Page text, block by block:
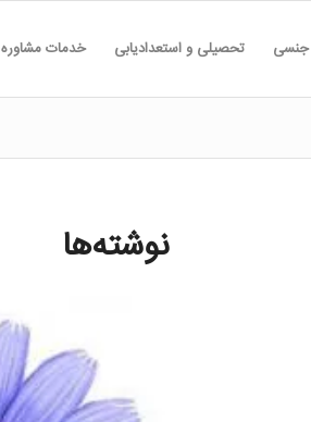
جنسی تحصیلی و استعدادیابی خدمات مشاوره
نوشته‌ها